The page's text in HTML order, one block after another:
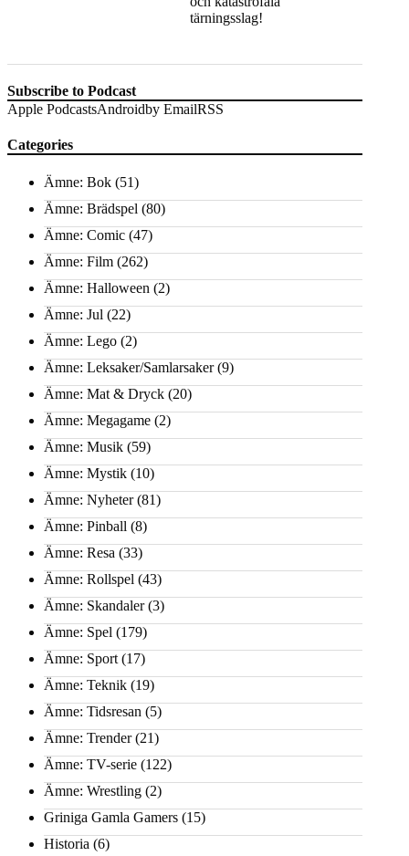
tärningsslag!
Subscribe to Podcast
Apple PodcastsAndroidby EmailRSS
Categories
Ämne: Bok (51)
Ämne: Brädspel (80)
Ämne: Comic (47)
Ämne: Film (262)
Ämne: Halloween (2)
Ämne: Jul (22)
Ämne: Lego (2)
Ämne: Leksaker/Samlarsaker(9)
Ämne: Mat & Dryck (20)
Ämne: Megagame (2)
Ämne: Musik (59)
Ämne: Mystik (10)
Ämne: Nyheter(81)
Ämne: Pinball (8)
Ämne: Resa (33)
Ämne: Rollspel (43)
Ämne: Skandaler(3)
Ämne: Spel (179)
Ämne: Sport (17)
Ämne: Teknik (19)
Ämne: Tidsresan (5)
Ämne: Trender(21)
Ämne: TV-serie (122)
Ämne: Wrestling (2)
Griniga Gamla Gamers (15)
Historia (6)